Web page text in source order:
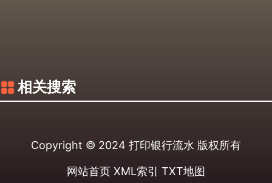
相关搜索
Copyright © 2024 打印银行流水 版权所有
网站首页 XML索引 TXT地图